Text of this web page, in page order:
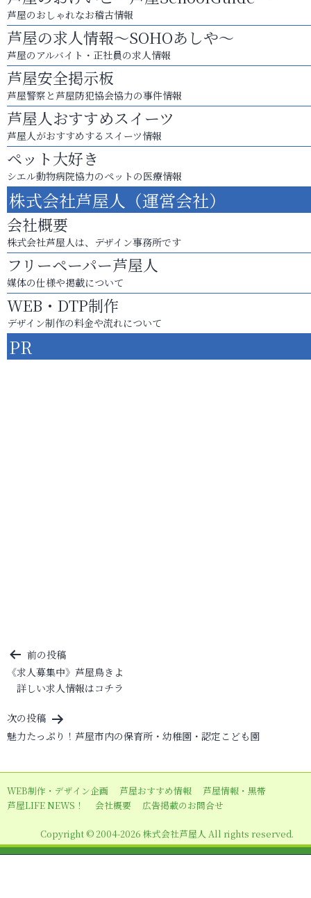
芦屋のおしゃれなお稽古情報
芦屋の求人情報～SOHOあしや～
芦屋のアルバイト・正社員の求人情報
芦屋安全掲示板
芦屋警察と芦屋防犯協会協力の事件情報
芦屋人おすすめスイーツ
芦屋人がおすすめするスイーツ情報
ペット大好き
シエル動物病院協力のペットの医療情報
株式会社芦屋人（運営会社）
会社概要
株式会社芦屋人は、デザイン事務所です
フリーペーパー芦屋人
媒体の仕様や掲載について
WEB・DTP制作
デザイン制作の料金や流れについて
PR
投
稿
ナ
ビ
ゲ
シ
ョ
前の投稿
《求人募集中》芦屋鳥きよ
詳しい求人情報はコチラ
次の投稿
魅力たっぷり！芦屋市内の保育所・幼稚園・認定こども園
WEB制作・デザイン企画 芦屋おすすめ情報
芦屋情報・黒帯
芦屋LIFE NEWS！
会社概要 広告掲載のお問合せ
Copyright © 2004-2026 株式会社芦屋人 All rights reserved.